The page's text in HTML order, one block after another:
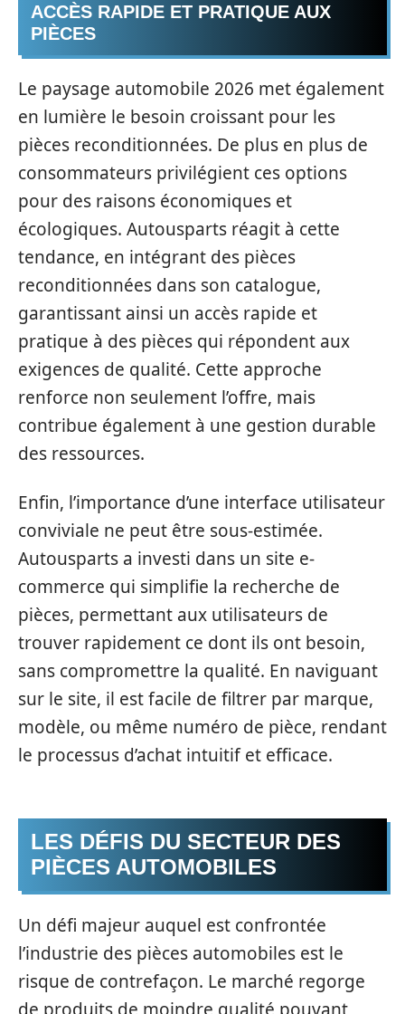
ACCÈS RAPIDE ET PRATIQUE AUX
PIÈCES
Le paysage automobile 2026 met également
en lumière le besoin croissant pour les
pièces reconditionnées. De plus en plus de
consommateurs privilégient ces options
pour des raisons économiques et
écologiques. Autousparts réagit à cette
tendance, en intégrant des pièces
reconditionnées dans son catalogue,
garantissant ainsi un accès rapide et
pratique à des pièces qui répondent aux
exigences de qualité. Cette approche
renforce non seulement l’offre, mais
contribue également à une gestion durable
des ressources.
Enfin, l’importance d’une interface utilisateur
conviviale ne peut être sous-estimée.
Autousparts a investi dans un site e-
commerce qui simplifie la recherche de
pièces, permettant aux utilisateurs de
trouver rapidement ce dont ils ont besoin,
sans compromettre la qualité. En naviguant
sur le site, il est facile de filtrer par marque,
modèle, ou même numéro de pièce, rendant
le processus d’achat intuitif et efficace.
LES DÉFIS DU SECTEUR DES
PIÈCES AUTOMOBILES
Un défi majeur auquel est confrontée
l’industrie des pièces automobiles est le
risque de contrefaçon. Le marché regorge
de produits de moindre qualité pouvant